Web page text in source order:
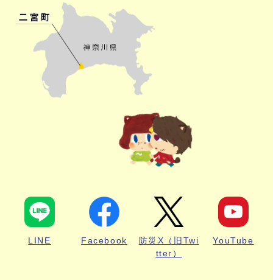
LINE Facebook
防災X（旧Twi
tter）
YouTube